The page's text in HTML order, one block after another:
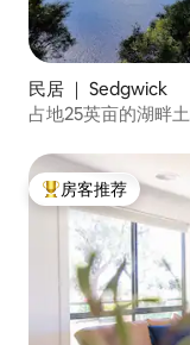
民居 ｜ Sedgwick
占地25英亩的湖畔
热门「房客推荐」
房客推荐